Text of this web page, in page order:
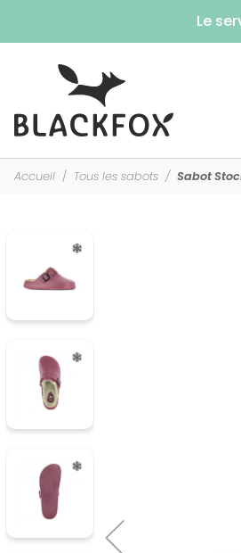
Accueil Tous les sabots Sabot
Le